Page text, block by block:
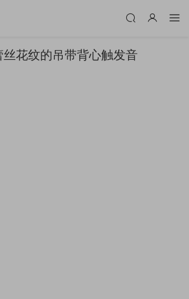
花纹的吊带背心触发音